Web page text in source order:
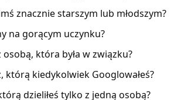
znacznie starszym lub młodszym?
na gorącym uczynku?
która była w związku?
którą kiedykolwiek Googlowałeś?
dzieliłeś tylko z jedną osobą?